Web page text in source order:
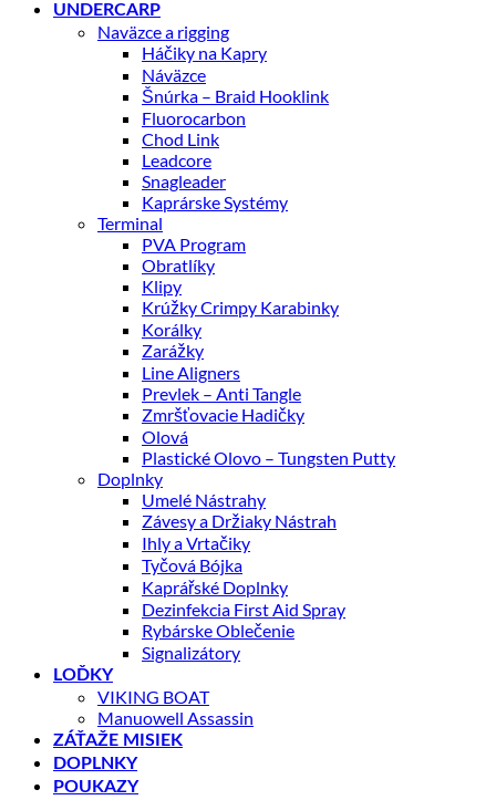
UNDERCARP
Naväzce a rigging
Háčiky na Kapry
Náväzce
Šnúrka – Braid Hooklink
Fluorocarbon
Chod Link
Leadcore
Snagleader
Kaprárske Systémy
Terminal
PVA Program
Obratlíky
Klipy
Krúžky Crimpy Karabinky
Korálky
Zarážky
Line Aligners
Prevlek – Anti Tangle
Zmršťovacie Hadičky
Olová
Plastické Olovo – Tungsten Putty
Doplnky
Umelé Nástrahy
Závesy a Držiaky Nástrah
Ihly a Vrtačiky
Tyčová Bójka
Kaprářské Doplnky
Dezinfekcia First Aid Spray
Rybárske Oblečenie
Signalizátory
LOĎKY
VIKING BOAT
Manuowell Assassin
ZÁŤAŽE MISIEK
DOPLNKY
POUKAZY